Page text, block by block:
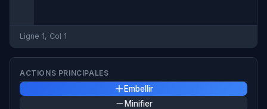
Ligne 1, Col 1
ACTIONS PRINCIPALES
Embellir
Minifier